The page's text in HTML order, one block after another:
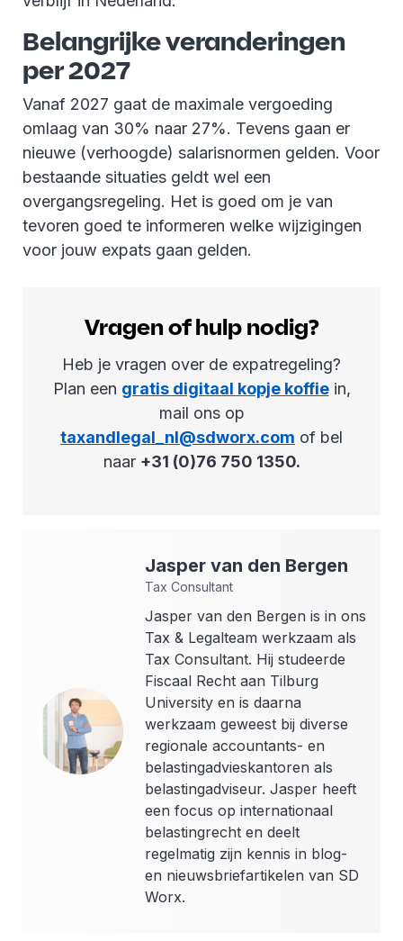
Belangrijke veranderingen
per 2027
Vanaf 2027 gaat de maximale vergoeding
omlaag van 30% naar 27%. Tevens gaan er
nieuwe (verhoogde) salarisnormen gelden. Voor
bestaande situaties geldt wel een
overgangsregeling. Het is goed om je van
tevoren goed te informeren welke wijzigingen
voor jouw expats gaan gelden.
Vragen of hulp nodig?
Heb je vragen over de expatregeling?
Plan een gratis digitaal kopje koffiein,
mail ons op
taxandlegal_nl@sdworx.com of bel
naar +31 (0)76 750 1350.
Jasper van den Bergen
Tax Consultant
Jasper van den Bergen is in ons
Tax & Legalteam werkzaam als
Tax Consultant. Hij studeerde
Fiscaal Recht aan Tilburg
University en is daarna
werkzaam geweest bij diverse
regionale accountants- en
belastingadvieskantoren als
belastingadviseur. Jasper heeft
een focus op internationaal
belastingrecht en deelt
regelmatig zijn kennis in blog-
en nieuwsbriefartikelen van SD
Worx.